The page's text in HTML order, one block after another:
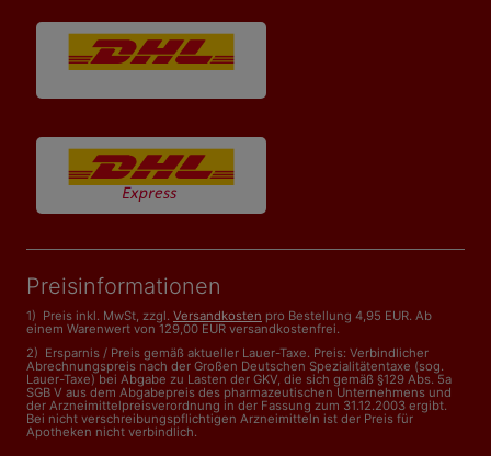
Preisinformationen
1) Preis inkl. MwSt, zzgl. Versandkosten pro Bestellung 4,95 EUR. Ab
einem Warenwert von 129,00 EUR versandkostenfrei.
2) Ersparnis / Preis gemäß aktueller Lauer-Taxe. Preis: Verbindlicher
Abrechnungspreis nach der Großen Deutschen Spezialitätentaxe (sog.
Lauer-Taxe) bei Abgabe zu Lasten der GKV, die sich gemäß §129 Abs. 5a
SGB V aus dem Abgabepreis des pharmazeutischen Unternehmens und
der Arzneimittelpreisverordnung in der Fassung zum 31.12.2003 ergibt.
Bei nicht verschreibungspflichtigen Arzneimitteln ist der Preis für
Apotheken nicht verbindlich.